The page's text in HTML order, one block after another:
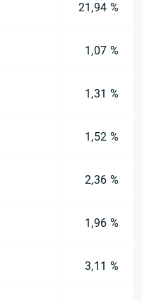
21,94 %
1,07 %
1,31 %
1,52 %
2,36 %
1,96 %
3,11 %